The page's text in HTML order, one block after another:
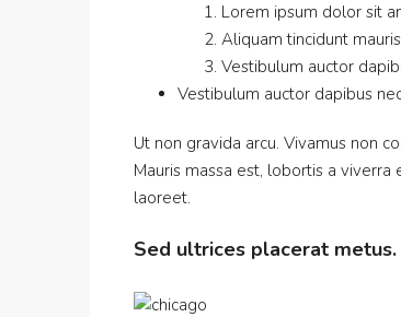
Lorem ipsum dolor sit
Aliquam tincidunt
Vestibulum auctor
Vestibulum auctor dapibus
Ut non gravida arcu. Vivamus non
Mauris massa est, lobortis a
laoreet.
Sed ultrices placerat